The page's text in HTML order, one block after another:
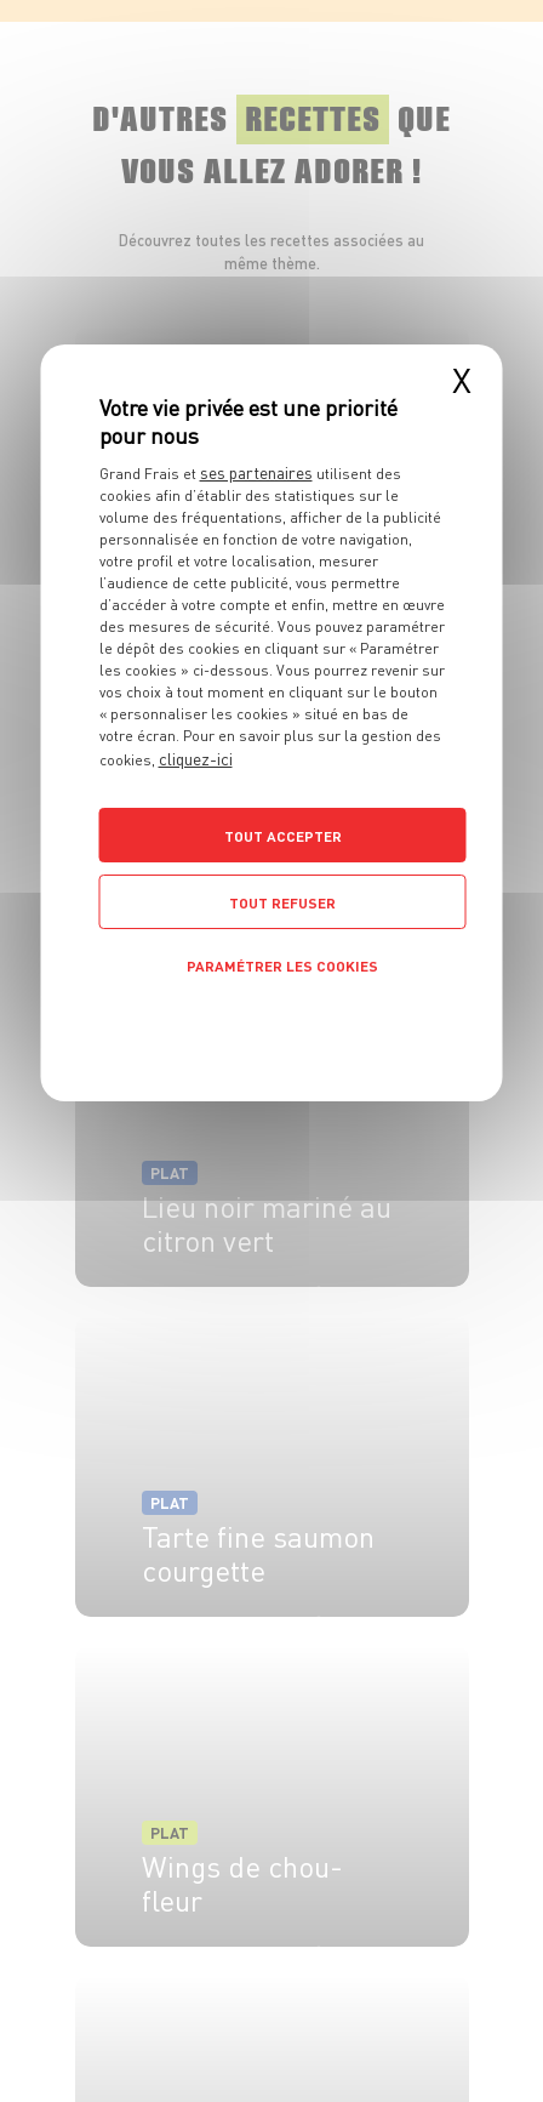
D'AUTRES RECETTES QUE
VOUS ALLEZ ADORER !
Découvrez toutes les recettes associées au
même thème.
PLAT
Côte de bœuf au
BBQ, sauce
roquefort fondante
4 pers. 20 15 min
PLAT
Filet de daurade
crue aux graines
germées
4 pers. 15 min 1-2 h
PLAT
Lieu noir mariné au
citron vert
PLAT
Tarte fine saumon
courgette
PLAT
Wings de chou-
fleur
X
Grand Frais et ses partenaires utilisent des
cookies afin d’établir des statistiques sur le
volume des fréquentations, afficher de la publicité
personnalisée en fonction de votre navigation,
votre profil et votre localisation, mesurer
l’audience de cette publicité, vous permettre
d’accéder à votre compte et enfin, mettre en œuvre
des mesures de sécurité. Vous pouvez paramétrer
le dépôt des cookies en cliquant sur « Paramétrer
les cookies » ci-dessous. Vous pourrez revenir sur
vos choix à tout moment en cliquant sur le bouton
« personnaliser les cookies » situé en bas de
votre écran. Pour en savoir plus sur la gestion des
cookies, cliquez-ici
TOUT ACCEPTER
TOUT REFUSER
PARAMÉTRER LES COOKIES